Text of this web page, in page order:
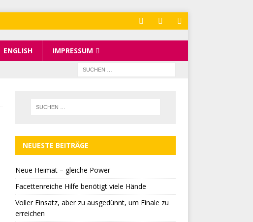
ENGLISH IMPRESSUM
NEUESTE BEITRÄGE
Neue Heimat – gleiche Power
Facettenreiche Hilfe benötigt viele Hände
Voller Einsatz, aber zu ausgedünnt, um Finale zu
erreichen